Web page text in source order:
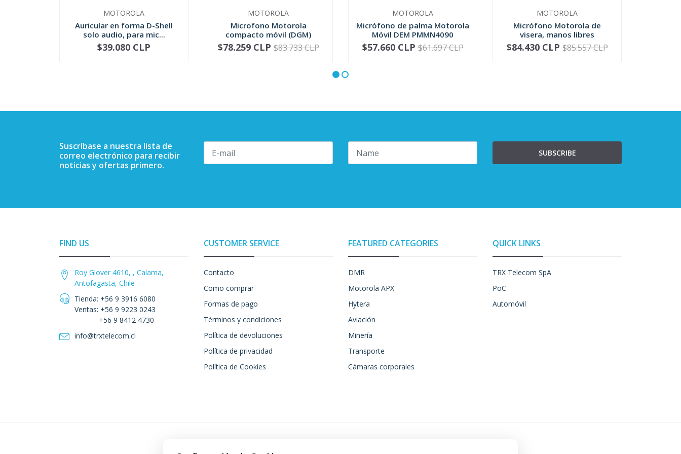
MOTOROLA
Auricular en forma D-Shell
solo audio, para mic...
+
$39.080 CLP
MOTOROLA
Microfono Motorola
compacto móvil (DGM)
RMN5052
+
-$78.259 CLP$83.733 CLP
MOTOROLA
Micrófono de palma Motorola
Móvil DEM PMMN4090
+
-$57.660 CLP$61.697 CLP
MOTOROLA
Micrófono Motorola de
visera, manos libres
+
-$84.430 CLP$85.557 CLP
Suscríbase a nuestra lista de
correo electrónico para recibir
noticias y ofertas primero.
SUBSCRIBE
FIND US
Roy Glover 4610, , Calama,
Antofagasta, Chile
Tienda: +56 9 3916 6080
Ventas: +56 9 9223 0243
+56 9 8412 4730
info@trxtelecom.cl
CUSTOMER SERVICE
Contacto
Como comprar
Formas de pago
Términos y condiciones
Política de devoluciones
Política de privacidad
Política de Cookies
FEATURED CATEGORIES
DMR
Motorola APX
Hytera
Aviación
Minería
Transporte
Cámaras corporales
QUICK LINKS
TRX Telecom SpA
PoC
Automóvil